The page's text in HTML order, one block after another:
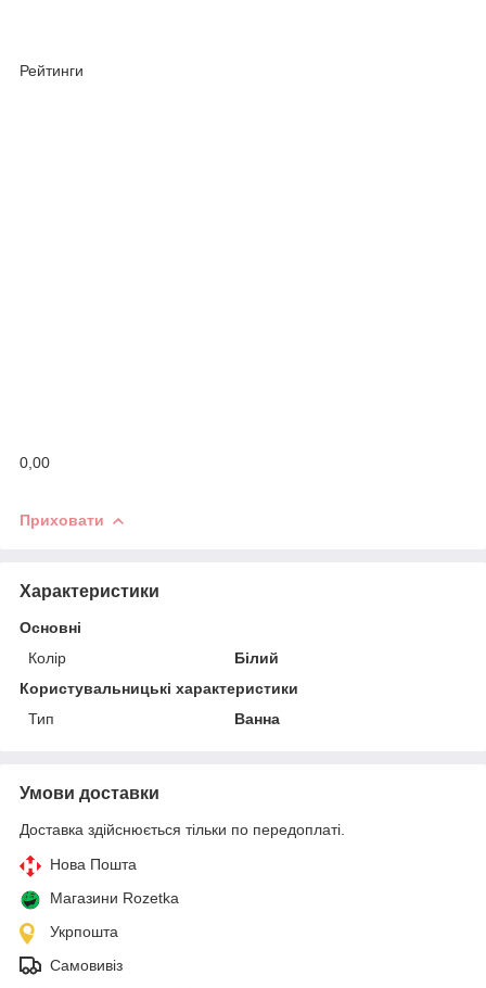
Рейтинги
0,00
Приховати
Характеристики
Основні
Колір
Білий
Користувальницькі характеристики
Тип
Ванна
Умови доставки
Доставка здійснюється тільки по передоплаті.
Нова Пошта
Магазини Rozetka
Укрпошта
Самовивіз